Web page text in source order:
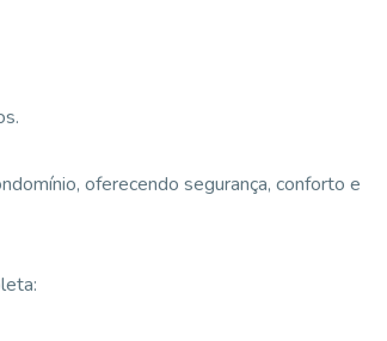
oferecendo segurança, conforto e